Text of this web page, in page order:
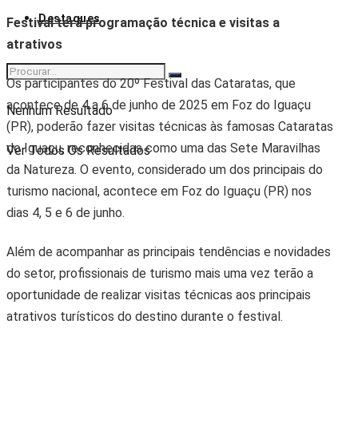
Destaques
Nenhum Resultado
Ver Todos Os Resultados
Festival terá programação técnica e visitas a
atrativos
Os participantes do 20º Festival das Cataratas, que
acontece de 4 a 6 de junho de 2025 em Foz do Iguaçu
(PR), poderão fazer visitas técnicas às famosas Cataratas
do Iguaçu, reconhecidas como uma das Sete Maravilhas
da Natureza. O evento, considerado um dos principais do
turismo nacional, acontece em Foz do Iguaçu (PR) nos
dias 4, 5 e 6 de junho.
Além de acompanhar as principais tendências e novidades
do setor, profissionais de turismo mais uma vez terão a
oportunidade de realizar visitas técnicas aos principais
atrativos turísticos do destino durante o festival.